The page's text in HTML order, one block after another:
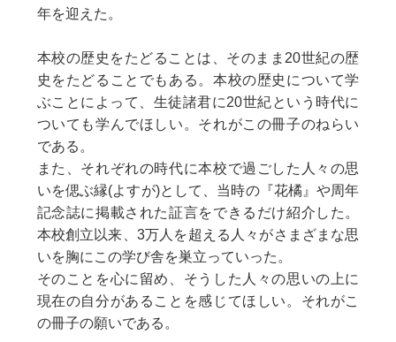
年を迎えた。
本校の歴史をたどることは、そのまま20世紀の歴
史をたどることでもある。本校の歴史について学
ぶことによって、生徒諸君に20世紀という時代に
ついても学んでほしい。それがこの冊子のねらい
である。
また、それぞれの時代に本校で過ごした人々の思
いを偲ぶ縁(よすが)として、当時の『花橘』や周年
記念誌に掲載された証言をできるだけ紹介した。
本校創立以来、3万人を超える人々がさまざまな思
いを胸にこの学び舎を巣立っていった。
そのことを心に留め、そうした人々の思いの上に
現在の自分があることを感じてほしい。それがこ
の冊子の願いである。